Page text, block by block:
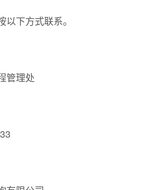
下方式联系。
管理处